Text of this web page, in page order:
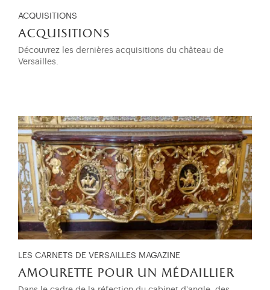
ACQUISITIONS
acquisitions
Découvrez les dernières acquisitions du château de
Versailles.
LES CARNETS DE VERSAILLES MAGAZINE
amourette pour un médaillier